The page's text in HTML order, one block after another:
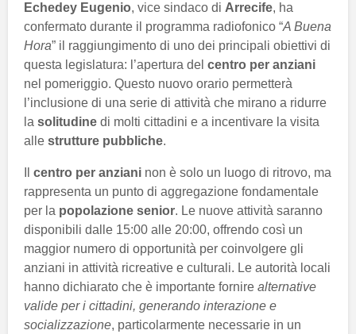
Echedey Eugenio, vice sindaco di Arrecife, ha
confermato durante il programma radiofonico “A Buena
Hora” il raggiungimento di uno dei principali obiettivi di
questa legislatura: l’apertura del centro per anziani
nel pomeriggio. Questo nuovo orario permetterà
l’inclusione di una serie di attività che mirano a ridurre
la solitudine di molti cittadini e a incentivare la visita
alle strutture pubbliche.
centro per anziani non è solo un luogo di ritrovo, ma
rappresenta un punto di aggregazione fondamentale
per la popolazione senior. Le nuove attività saranno
disponibili dalle 15:00 alle 20:00, offrendo così un
maggior numero di opportunità per coinvolgere gli
anziani in attività ricreative e culturali. Le autorità locali
hanno dichiarato che è importante fornire alternative
valide per i cittadini, generando interazione e
socializzazione, particolarmente necessarie in un